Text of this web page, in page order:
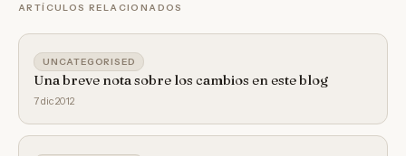
ARTÍCULOS RELACIONADOS
UNCATEGORISED
Una breve nota sobre los cambios en este blog
7 dic 2012